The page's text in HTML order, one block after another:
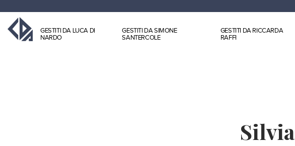
GESTITI DA LUCA DI
NARDO
GESTITI DA SIMONE
SANTERCOLE
GESTITI DA RICCARDA
RAFFI
Silvia